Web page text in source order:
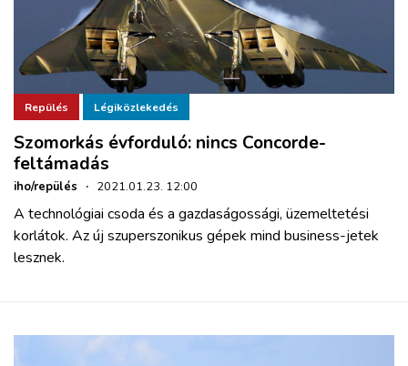
Repülés Légiközlekedés
Szomorkás évforduló: nincs Concorde-
feltámadás
iho/repülés · 2021.01.23. 12:00
A technológiai csoda és a gazdaságossági, üzemeltetési
korlátok. Az új szuperszonikus gépek mind business-jetek
lesznek.